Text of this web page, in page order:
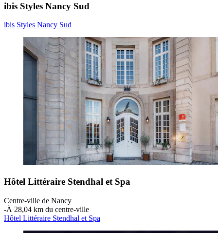
ibis Styles Nancy Sud
ibis Styles Nancy Sud
Hôtel Littéraire Stendhal et Spa
Centre-ville de Nancy
‐À 28,04 km du centre-ville
Hôtel Littéraire Stendhal et Spa